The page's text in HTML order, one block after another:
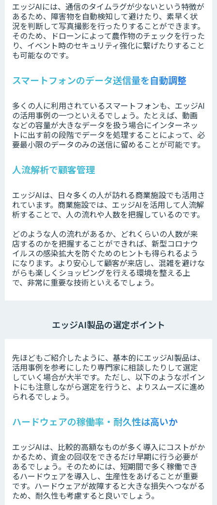
エッジAIには、通信のタイムラグが少ないという特徴が
あるため、障害物を自動検知して避けたり、素早く状
況を判断して写真撮影を行ったりすることができます。
そのため、ドローンによって農作物のチェックを行った
り、イベント時のセキュリティ強化に繋げたりすること
も可能なのです。
スマートフォンのデータ送信量を自動調整
多くの人に利用されているスマートフォンも、エッジAI
の活用事例の一つといえるでしょう。たとえば、動画
などの容量が大きなデータを扱う場合にインターネッ
トに出す前の段階でデータを処理することによって、必
要最小限のデータのみの送信に留めることが可能です。
人流解析で顧客管理
エッジAIは、日々多くの人が訪れる商業施設でも活用さ
れています。商業施設では、エッジAIを活用して人流解
析することで、人の流れや人数を把握しているのです。
どのような人の流れがあるか、どれくらいの人数が来
店するのかを把握することができれば、新型コロナウ
イルスの感染拡大を防ぐためのヒントも得られるよう
になります。より安心して顧客が来店し、混雑を避けな
がらも楽しくショッピングを行える環境を整える上
で、非常に重要な技術といえるでしょう。
エッジAI製品の選定ポイント
先ほどもご紹介したように、基本的にエッジAI製品は、
活用事例を参考にしたり専門家に相談したりして選定
していく場合が大半です。ただし、以下のようなポイン
トにも注意しながら選定を行うと、よりスムーズに進め
られるでしょう。
ハードウェアの稼働率・耐久性は高いか
エッジAIは、比較的高額なものが多く導入にコストがか
かるため、資金の回収をできるだけ早期に行う必要が
あるでしょう。そのためには、短期間で多く稼働でき
るハードウェアを導入し、生産性をあげることが重要
です。ハードウェアが故障すると大きな損失へつながる
ため、耐久性も考慮すると良いでしょう。